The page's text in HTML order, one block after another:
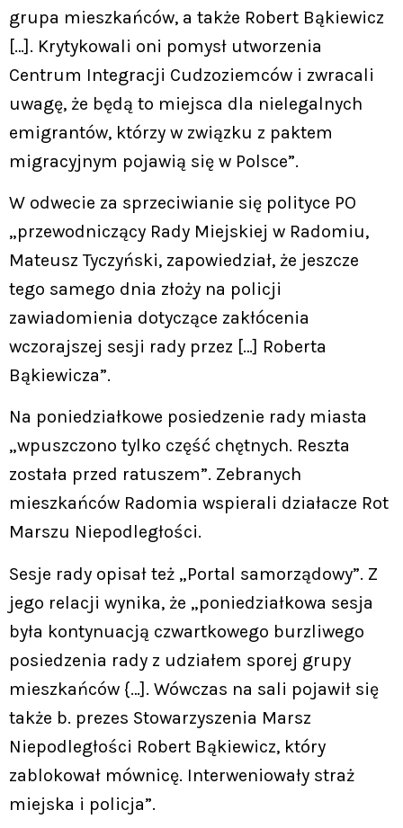
grupa mieszkańców, a także Robert Bąkiewicz
[…]. Krytykowali oni pomysł utworzenia
Centrum Integracji Cudzoziemców i zwracali
uwagę, że będą to miejsca dla nielegalnych
emigrantów, którzy w związku z paktem
migracyjnym pojawią się w Polsce”.
W odwecie za sprzeciwianie się polityce PO
„przewodniczący Rady Miejskiej w Radomiu,
Mateusz Tyczyński, zapowiedział, że jeszcze
tego samego dnia złoży na policji
zawiadomienia dotyczące zakłócenia
wczorajszej sesji rady przez […] Roberta
Bąkiewicza”.
Na poniedziałkowe posiedzenie rady miasta
„wpuszczono tylko część chętnych. Reszta
została przed ratuszem”. Zebranych
mieszkańców Radomia wspierali działacze Rot
Marszu Niepodległości.
Sesje rady opisał też „Portal samorządowy”. Z
jego relacji wynika, że „poniedziałkowa sesja
była kontynuacją czwartkowego burzliwego
posiedzenia rady z udziałem sporej grupy
mieszkańców {…]. Wówczas na sali pojawił się
także b. prezes Stowarzyszenia Marsz
Niepodległości Robert Bąkiewicz, który
zablokował mównicę. Interweniowały straż
miejska i policja”.